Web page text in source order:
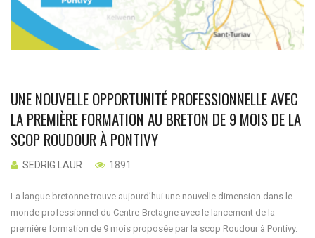
UNE NOUVELLE OPPORTUNITÉ PROFESSIONNELLE AVEC
LA PREMIÈRE FORMATION AU BRETON DE 9 MOIS DE LA
SCOP ROUDOUR À PONTIVY
SEDRIG LAUR 1891
La langue bretonne trouve aujourd’hui une nouvelle dimension dans le
monde professionnel du Centre-Bretagne avec le lancement de la
première formation de 9 mois proposée par la scop Roudour à Pontivy.